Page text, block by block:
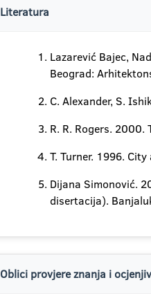
Literatura
Lazarević Bajec,
Beograd:
C. Alexander, S.
R. R. Rogers. 2000.
T. Turner. 1996.
Dijana Simonović.
disertacija).
Oblici provjere znanja i